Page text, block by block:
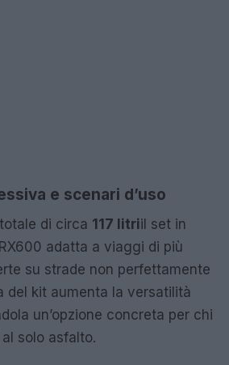
e scenari d’uso
di circa 117 litriil set in
adatta a viaggi di più
su strade non perfettamente
del kit aumenta la versatilità
un’opzione concreta per chi
solo asfalto.